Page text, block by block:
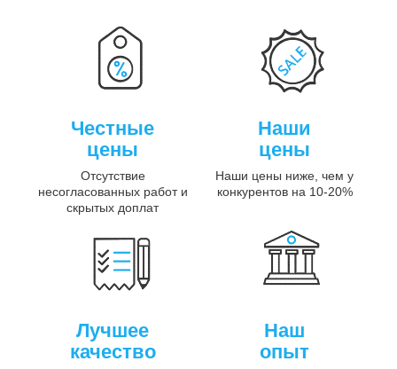
Честные
цены
Отсутствие
несогласованных работ и
скрытых доплат
Наши
цены
Наши цены ниже, чем у
конкурентов на 10-20%
Лучшее
качество
Наш
опыт